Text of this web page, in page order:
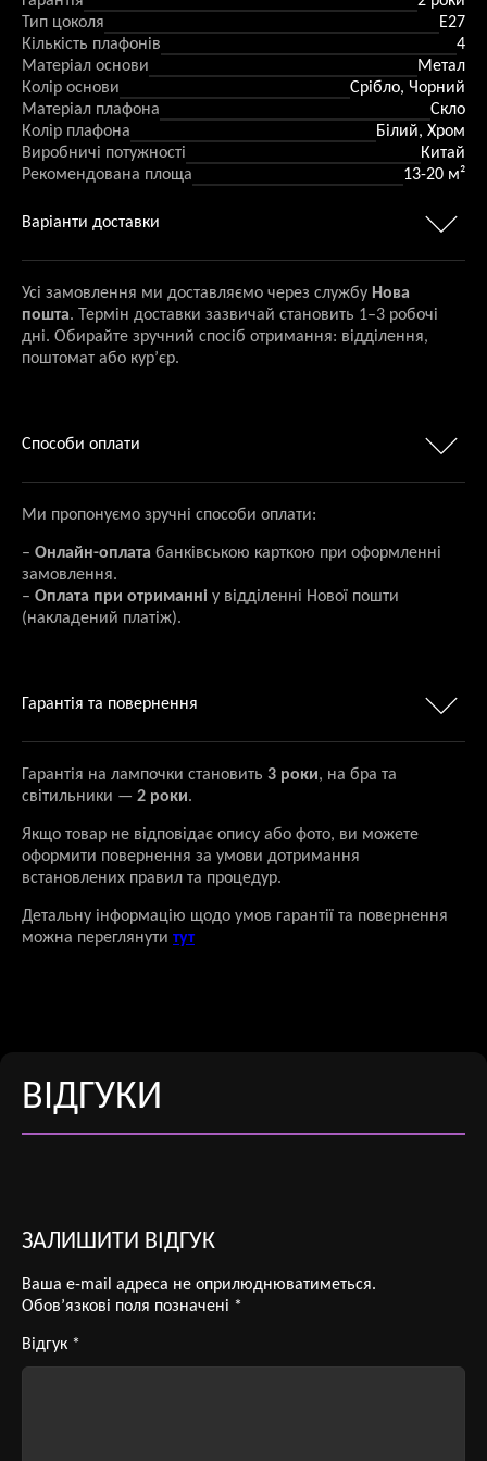
Тип цоколя
E27
Кількість плафонів
4
Матеріал основи
Метал
Колір основи
Срібло, Чорний
Матеріал плафона
Скло
Колір плафона
Білий, Хром
Виробничі потужності
Китай
Рекомендована площа
13-20 м²
Варіанти доставки
Усі замовлення ми доставляємо через службу Нова
пошта. Термін доставки зазвичай становить 1–3 робочі
дні. Обирайте зручний спосіб отримання: відділення,
поштомат або кур’єр.
Способи оплати
Ми пропонуємо зручні способи оплати:
– Онлайн-оплата банківською карткою при оформленні
замовлення.
– Оплата при отриманні у відділенні Нової пошти
(накладений платіж).
Гарантія та повернення
Гарантія на лампочки становить 3 роки, на бра та
світильники — 2 роки.
Якщо товар не відповідає опису або фото, ви можете
оформити повернення за умови дотримання
встановлених правил та процедур.
Детальну інформацію щодо умов гарантії та повернення
можна переглянути тут
ВІДГУКИ
ЗАЛИШИТИ ВІДГУК
Ваша e-mail адреса не оприлюднюватиметься.
Обов’язкові поля позначені *
Відгук *